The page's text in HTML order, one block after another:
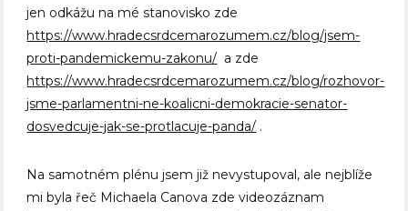
jen odkážu na mé stanovisko zde
https://www.hradecsrdcemarozumem.cz/blog/jsem-
proti-pandemickemu-zakonu/ a zde
https://www.hradecsrdcemarozumem.cz/blog/rozhovor-
jsme-parlamentni-ne-koalicni-demokracie-senator-
dosvedcuje-jak-se-protlacuje-panda/ .
Na samotném plénu jsem již nevystupoval, ale nejblíže
mi byla řeč Michaela Canova zde videozáznam